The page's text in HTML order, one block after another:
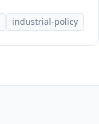
industrial-policy